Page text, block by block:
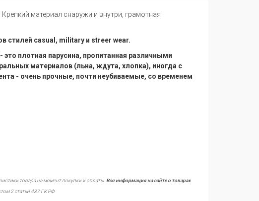
материал снаружи и внутри, грамотная
стилей casual, military и streer wear.
плотная парусина, пропитанная различными
материалов (льна, ждута, хлопка), иногда с
- очень прочные, почти неубиваемые, со временем
товара на момент покупки и оплаты. Вся информация на сайте о товарах
2 статьи 437 ГК РФ.